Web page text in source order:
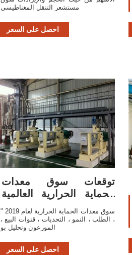
مستشعر التنقل المغناطيسي
احصل على السعر
توقعات سوق معدات
الحماية الحرارية العالمية
تتوقع ارتفاع" سوق معدات الحماية الحرارية لعام 2019
، الطلب ، النمو ، التحديات ، قنوات البيع ،
الموزعون وتحليل بو
احصل على السعر